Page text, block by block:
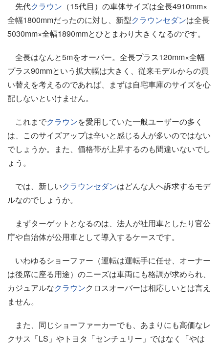
先代クラウン （15代目）の車体サイズは全長4910mm×
全幅1800mmだったのに対し、新型クラウンセダンは全長
5030mm×全幅1890mmとひとまわり大きくなるのです。
全長はなんと5mをオーバー。全長プラス120mm×全幅
プラス90mmという拡大幅は大きく、従来モデルからの買
い替えを考えるのであれば、まずは自宅車庫のサイズを心
配しないといけません。
これまでクラウンを愛用していた一般ユーザーの多く
は、このサイズアップは辛いと感じる人が多いのではない
でしょうか。また、価格帯が上昇するのも間違いないでし
ょう。
では、新しいクラウンセダンはどんな人へ訴求するモデ
ルなのでしょうか。
まずターゲットとなるのは、法人が社用車としたり官公
庁や自治体が公用車として導入するケースです。
いわゆるショーファー（運転は運転手に任せ、オーナー
は後席に座る用途）のニーズは車両にも格調が求められ、
カジュアルなクラウンクロスオーバーは相応しいとは言え
ません。
また、同じショーファーカーでも、あまりにも高価なレ
クサス「LS」やトヨタ「センチュリー」ではなく「やは